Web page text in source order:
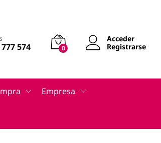
574 0
Acceder
Registrarse
Empresa